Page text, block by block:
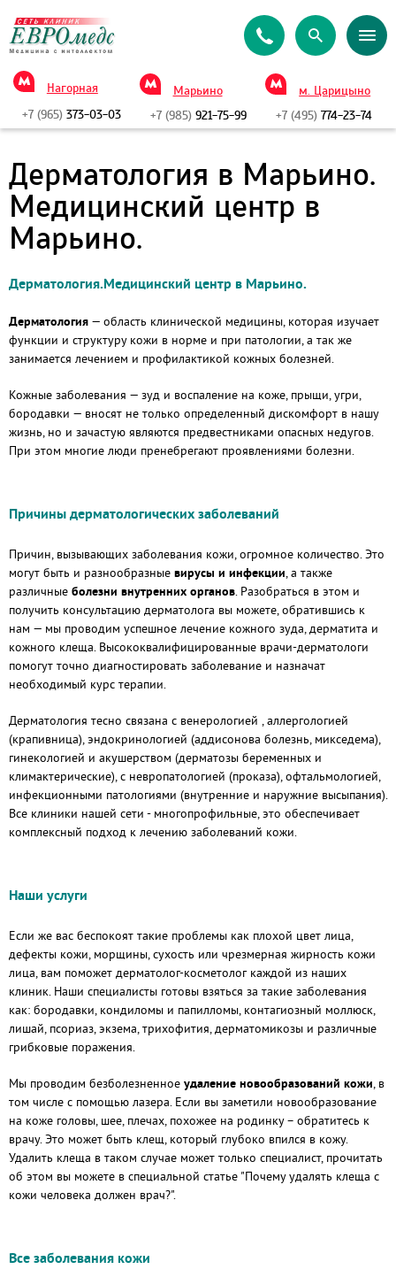
Нагорная
+7 (965) 373-03-03
Марьино
+7 (985)921-75-99
м. Царицыно
+7 (495) 774-23-74
Дерматология в Марьино.
Медицинский центр в
Марьино.
Дерматология.Медицинский центр в Марьино.
Дерматология — область клинической медицины, которая изучает
функции и структуру кожи в норме и при патологии, а так же
занимается лечением и профилактикой кожных болезней.
Кожные заболевания — зуд и воспаление на коже, прыщи, угри,
бородавки — вносят не только определенный дискомфорт в нашу
жизнь, но и зачастую являются предвестниками опасных недугов.
При этом многие люди пренебрегают проявлениями болезни.
Причины дерматологических заболеваний
Причин, вызывающих заболевания кожи, огромное количество. Это
могут быть и разнообразные вирусы и инфекции, а также
различные болезни внутренних органов. Разобраться в этом и
получить консультацию дерматолога вы можете, обратившись к
нам — мы проводим успешное лечение кожного зуда, дерматита и
кожного клеща. Высококвалифицированные врачи-дерматологи
помогут точно диагностировать заболевание и назначат
необходимый курс терапии.
Дерматология тесно связана с венерологией , аллергологией
(крапивница), эндокринологией (аддисонова болезнь, микседема),
гинекологией и акушерством (дерматозы беременных и
климактерические), с невропатологией (проказа), офтальмологией,
инфекционными патологиями (внутренние и наружние высыпания).
Все клиники нашей сети - многопрофильные, это обеспечивает
комплексный подход к лечению заболеваний кожи.
Наши услуги
Если же вас беспокоят такие проблемы как плохой цвет лица,
дефекты кожи, морщины, сухость или чрезмерная жирность кожи
лица, вам поможет дерматолог-косметолог каждой из наших
клиник. Наши специалисты готовы взяться за такие заболевания
как: бородавки, кондиломы и папилломы, контагиозный моллюск,
лишай, псориаз, экзема, трихофития, дерматомикозы и различные
грибковые поражения.
Мы проводим безболезненное удаление новообразований кожи, в
том числе с помощью лазера. Если вы заметили новообразование
на коже головы, шее, плечах, похожее на родинку – обратитесь к
врачу. Это может быть клещ, который глубоко впился в кожу.
Удалить клеща в таком случае может только специалист, прочитать
об этом вы можете в специальной статье "Почему удалять клеща с
кожи человека должен врач?".
Все заболевания кожи